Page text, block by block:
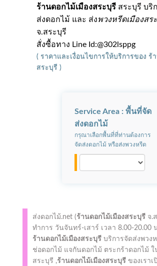
ร้านดอกไม้เมืองสระบุรี สระบุรี บริ
ส่งดอกไม้ และ ส่งพวงหรีดเมืองสร
จ.สระบุรี
สั่งซื้อทาง Line Id:@302lsppg
( ราคาและเงื่อนไขการให้บริการของ ร้
สระบุรี )
Service Area : พื้นที่จัด
ส่งดอกไม้
กรุณาเลือกพื้นที่ที่ท่านต้องการ
จัดส่งดอกไม้ หรือส่งพวงหรีด
ส่งดอกไม้.net (ร้านดอกไม้เมืองสระบุรีจ.
ทำการ วันจันทร์-เสาร์ เวลา 8.00-20.00
ร้านดอกไม้เมืองสระบุรีบริการจัดส่งพวง
ช่อดอกไม้ แจกันดอกไม้ ตระกร้าดอกไม้ ใ
สระบุรี ,ร้านดอกไม้เมืองสระบุรีของเราเ